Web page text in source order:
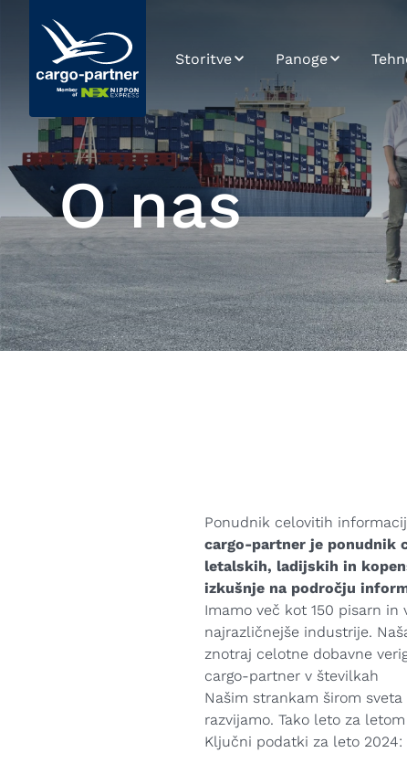
Storitve
Letalski prevozi
Ladijski prevozi
Cestni prevozi
Preglednost in
integracija
Železniški prevoz
Upravljanje
oskrbovalne verige
Panoge
Avtomobilska
industrija
Živila & hitro
pokvarljivo blago
Visoka tehnologija
Farmacija in
zdravstvo
Moda in življenjski
slog
O nas
Ponudnik celovitih
cargo-partner je
letalskih, ladijskih in
izkušnje na področju
Imamo več kot 150 pisarn
najrazličnejše industrije.
znotraj celotne dobavne
cargo-partner v številkah
Našim strankam širom
razvijamo. Tako leto za
Ključni podatki za leto 2024: